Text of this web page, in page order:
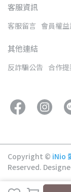
客服資訊
客服留言 會員權
其他連結
反詐騙公告 合作
Copyright © iNio
Reserved.